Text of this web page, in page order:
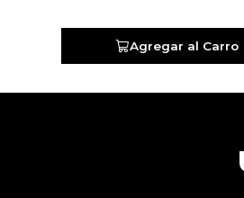
Agregar al Carro